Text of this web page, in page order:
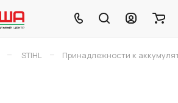
– STIHL – Принадлежности к